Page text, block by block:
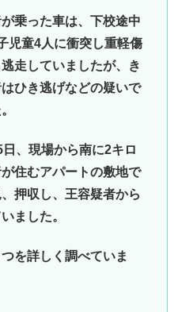
乗った車は、下校途中
児童4人に衝突し重軽傷
走していましたが、き
ひき逃げなどの疑いで
、現場から南に2キロ
住むアパートの敷地で
押収し、王容疑者から
ました。
を詳しく調べていま